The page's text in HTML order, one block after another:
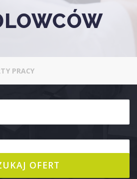
PRACY